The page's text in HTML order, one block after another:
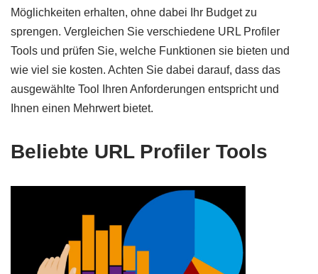
Möglichkeiten erhalten, ohne dabei Ihr Budget zu
sprengen. Vergleichen Sie verschiedene URL Profiler
Tools und prüfen Sie, welche Funktionen sie bieten und
wie viel sie kosten. Achten Sie dabei darauf, dass das
ausgewählte Tool Ihren Anforderungen entspricht und
Ihnen einen Mehrwert bietet.
Beliebte URL Profiler Tools